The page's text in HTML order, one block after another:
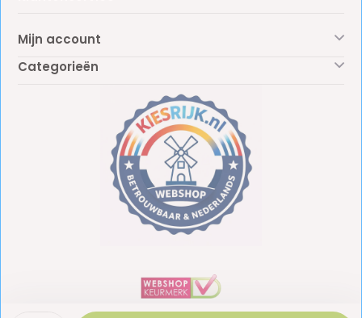
Mijn account
Categorieën